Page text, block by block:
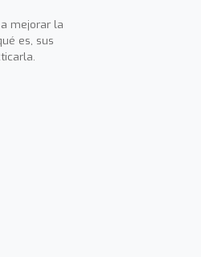
mejorar la
es, sus